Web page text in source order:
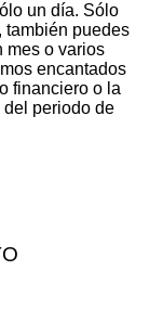
un día. Sólo
también puedes
mes o varios
encantados
financiero o la
periodo de